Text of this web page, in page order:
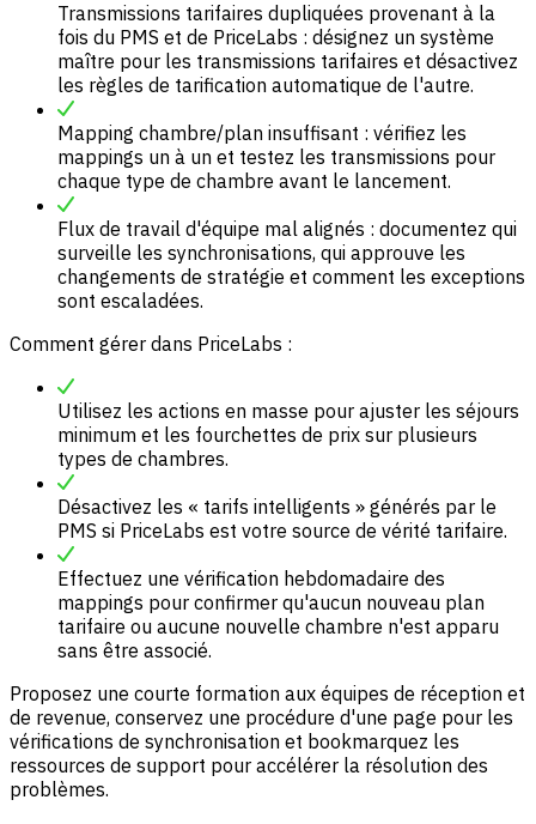
Transmissions tarifaires dupliquées provenant à la
fois du PMS et de PriceLabs : désignez un système
maître pour les transmissions tarifaires et désactivez
les règles de tarification automatique de l'autre.
Mapping chambre/plan insuffisant : vérifiez les
mappings un à un et testez les transmissions pour
chaque type de chambre avant le lancement.
Flux de travail d'équipe mal alignés : documentez qui
surveille les synchronisations, qui approuve les
changements de stratégie et comment les exceptions
sont escaladées.
Comment gérer dans PriceLabs :
Utilisez les actions en masse pour ajuster les séjours
minimum et les fourchettes de prix sur plusieurs
types de chambres.
Désactivez les « tarifs intelligents » générés par le
PMS si PriceLabs est votre source de vérité tarifaire.
Effectuez une vérification hebdomadaire des
mappings pour confirmer qu'aucun nouveau plan
tarifaire ou aucune nouvelle chambre n'est apparu
sans être associé.
Proposez une courte formation aux équipes de réception et
de revenue, conservez une procédure d'une page pour les
vérifications de synchronisation et bookmarquez les
ressources de support pour accélérer la résolution des
problèmes.